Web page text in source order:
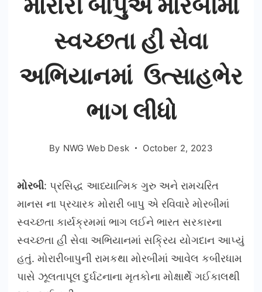
સ્વચ્છતા હી સેવા
અભિયાનમાં ઉત્સાહભેર
ભાગ લીધો
By NWG Web Desk October 2, 2023
મોરબી: પ્રસિદ્ધ આધ્યાત્મિક ગુરુ અને રામચરિત
માનસ ના પ્રચારક મોરારી બાપુ એ રવિવારે મોરબીમાં
સ્વચ્છતા કાર્યક્રમમાં ભાગ લઈને ભારત સરકારના
સ્વચ્છતા હી સેવા અભિયાનમાં સક્રિય યોગદાન આપ્યું
હતું. મોરારીબાપુની રામકથા મોરબીમાં આવેલ કબીરધામ
પાસે ઝૂલતાપૂલ દુર્ઘટનાના મૃતકોના મોક્ષાર્થે ગઈકાલથી